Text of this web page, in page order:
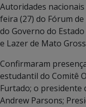
Autoridades
feira (27) do Fórum
do Governo do
e Lazer de Mato
Confirmaram
estudantil do Comitê
Furtado; o presidente
Andrew Parsons;